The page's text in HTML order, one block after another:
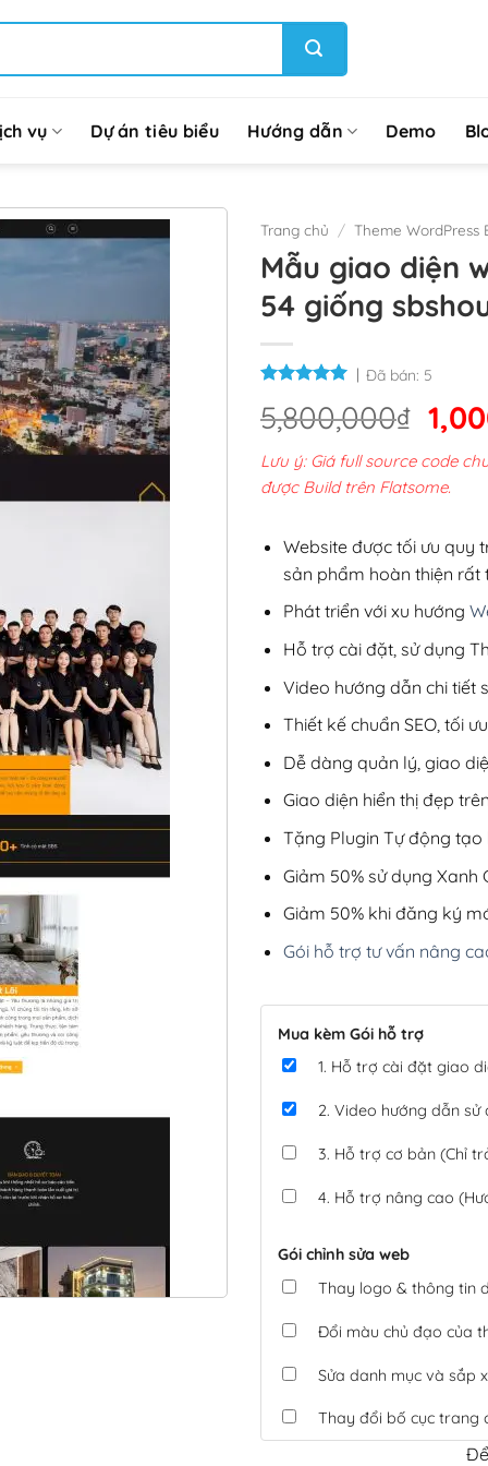
vụ Dự án tiêu biểu Hướng dẫn Demo
Trang chủ / Theme WordPress
Mẫu giao diện
54 giống
Đã bán: 5
5,800,000₫ Giá
gốc
là:
Lưu ý: Giá full source code
được Build trên Flatsome.
Website được tối ưu quy
sản phẩm hoàn thiện rất
Phát triển với xu hướng
Hỗ trợ cài đặt, sử dụng
Video hướng dẫn chi tiết
Thiết kế chuẩn SEO, tối
Dễ dàng quản lý, giao
Giao diện hiển thị đẹp
Tặng Plugin Tự động tạo
Giảm 50% sử dụng Xanh
Giảm 50% khi đăng ký
Gói hỗ trợ tư vấn nâng
Mua kèm Gói hỗ trợ
1. Hỗ trợ cài đặt giao
2. Video hướng dẫn
3. Hỗ trợ cơ bản (Chỉ
4. Hỗ trợ nâng cao
Gói chỉnh sửa web
Thay logo & thông tin
Đổi màu chủ đạo của
Sửa danh mục và sắp
Thay đổi bố cục trang
Tích hợp thanh toán